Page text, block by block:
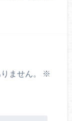
ません。
※